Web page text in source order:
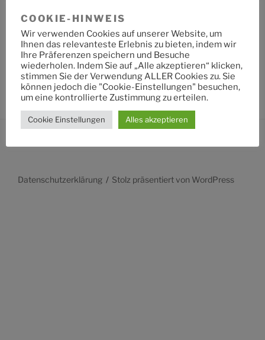
Suche
nach:
Datenschutzerklärung Stolz präsentiert von WordPress
COOKIE-HINWEIS
Wir verwenden Cookies auf unserer Website, um
Ihnen das relevanteste Erlebnis zu bieten, indem wir
Ihre Präferenzen speichern und Besuche
wiederholen. Indem Sie auf „Alle akzeptieren“ klicken,
stimmen Sie der Verwendung ALLER Cookies zu. Sie
können jedoch die "Cookie-Einstellungen" besuchen,
um eine kontrollierte Zustimmung zu erteilen.
Cookie Einstellungen Alles akzeptieren